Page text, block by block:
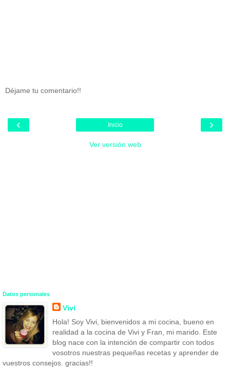
Déjame tu comentario!!
‹ ›
Inicio
Ver versión web
Datos personales
Vivi
Hola! Soy Vivi, bienvenidos a mi cocina, bueno en
realidad a la cocina de Vivi y Fran, mi marido. Este
blog nace con la intención de compartir con todos
vosotros nuestras pequeñas recetas y aprender de
vuestros consejos. gracias!!